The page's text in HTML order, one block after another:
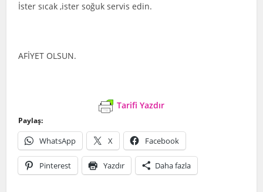
İster sıcak ,ister soğuk servis edin.
AFİYET OLSUN.
Tarifi Yazdır
Paylaş:
WhatsApp X Facebook
Pinterest Yazdır Daha fazla